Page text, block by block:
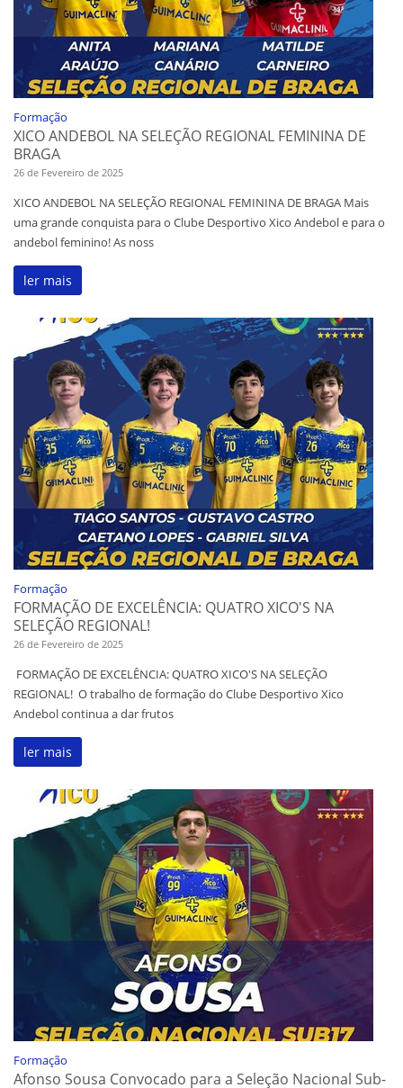
Formação
XICO ANDEBOL NA SELEÇÃO REGIONAL FEMININA DE
BRAGA
26 de Fevereiro de 2025
XICO ANDEBOL NA SELEÇÃO REGIONAL FEMININA DE BRAGA Mais
uma grande conquista para o Clube Desportivo Xico Andebol e para o
andebol feminino! As noss
ler mais
Formação
FORMAÇÃO DE EXCELÊNCIA: QUATRO XICO'S NA
SELEÇÃO REGIONAL!
26 de Fevereiro de 2025
FORMAÇÃO DE EXCELÊNCIA: QUATRO XICO'S NA SELEÇÃO
REGIONAL! O trabalho de formação do Clube Desportivo Xico
Andebol continua a dar frutos
ler mais
Formação
Afonso Sousa Convocado para a Seleção Nacional Sub-